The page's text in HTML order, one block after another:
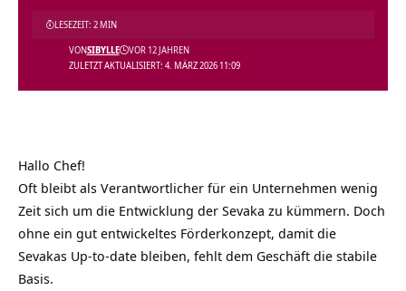
ZULETZT AKTUALISIERT: 4. MÄRZ 2026 11:09
VONSIBYLLE VOR 12 JAHREN
LESEZEIT: 2 MIN
Hallo Chef!
Oft bleibt als Verantwortlicher für ein Unternehmen wenig
Zeit sich um die Entwicklung der Sevaka zu kümmern. Doch
ohne ein gut entwickeltes Förderkonzept, damit die
Sevakas Up-to-date bleiben, fehlt dem Geschäft die stabile
Basis.